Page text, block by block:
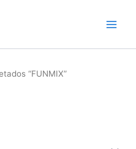
“FUNMIX”